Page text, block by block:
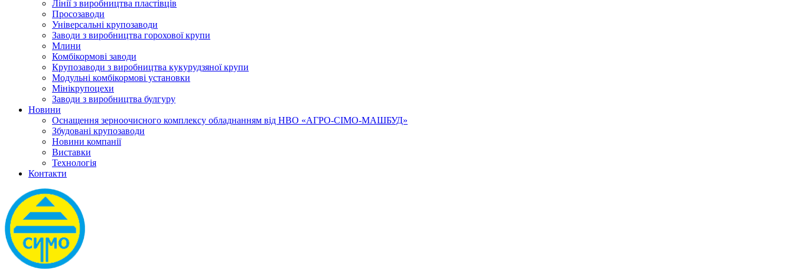
Лінії з виробництва пластівців
Просозаводи
Універсальні крупозаводи
Заводи з виробництва горохової крупи
Млини
Комбікормові заводи
Крупозаводи з виробництва кукурудзяної крупи
Модульні комбікормові установки
Мінікрупоцехи
Заводи з виробництва булгуру
Новини
Оснащення зерноочисного комплексу обладнанням від НВО «АГРО-СІМО-МАШБУД»
Збудовані крупозаводи
Новини компанії
Виставки
Технологія
Контакти